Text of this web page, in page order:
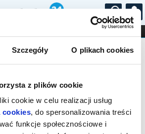
Szczegóły O plikach cookies
z plików cookie
cookie w celu realizacji usług
cookies, do spersonalizowania treści
funkcje społecznościowe i
...
OPERA I BALET
STAND-UP
została zakończona,
biletów w kasie.